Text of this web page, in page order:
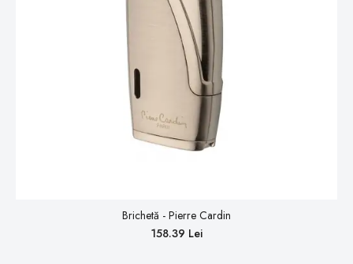
Brichetă - Pierre Cardin
158.39 Lei